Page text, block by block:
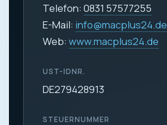
Telefon: 0831 57577255
E-Mail: info@macplus24.de
Web: www.macplus24.de
UST-IDNR.
DE279428913
STEUERNUMMER